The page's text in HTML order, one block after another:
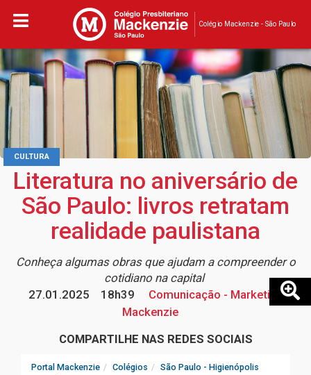
Colégio Mackenzie - São Paulo
CULTURA
Literatura no aniversário de
São Paulo: livros retratam
realidade paulistana
Conheça algumas obras que ajudam a compreender o
cotidiano na capital
27.01.2025
18h39
Comunicação - Marketing
Mackenzie
COMPARTILHE NAS REDES SOCIAIS
Portal Mackenzie Colégios
São Paulo - Higienópolis